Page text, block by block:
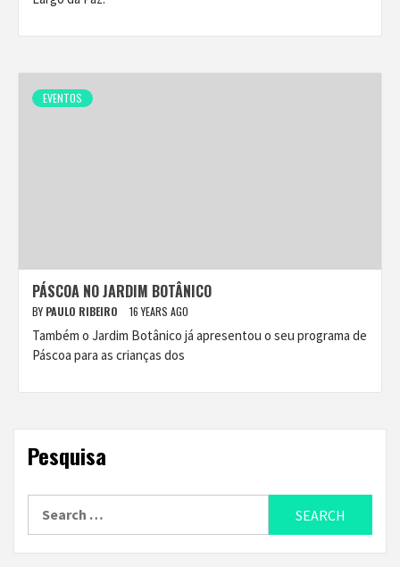
EVENTOS
PÁSCOA NO JARDIM BOTÂNICO
BY PAULO RIBEIRO 16 YEARS AGO
Também o Jardim Botânico já apresentou o seu programa de
Páscoa para as crianças dos
Pesquisa